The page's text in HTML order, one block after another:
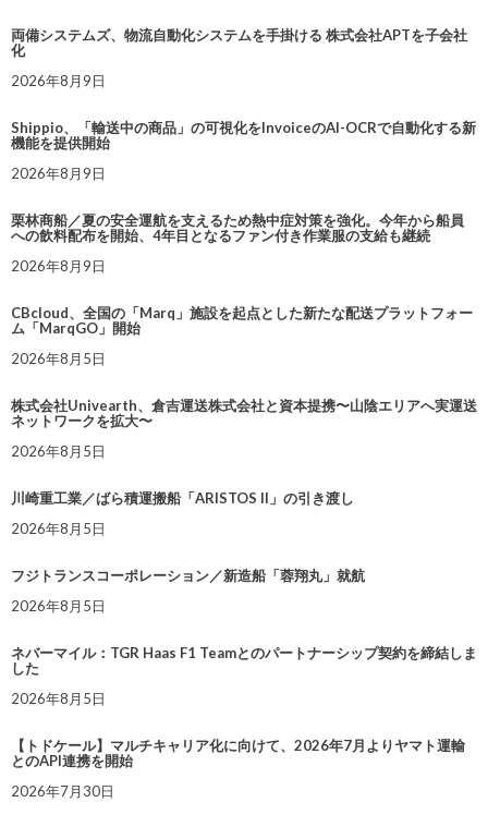
両備システムズ、物流自動化システムを手掛ける 株式会社APTを子会社
化
2026年8月9日
Shippio、「輸送中の商品」の可視化をInvoiceのAI-OCRで自動化する新
機能を提供開始
2026年8月9日
栗林商船／夏の安全運航を支えるため熱中症対策を強化。今年から船員
への飲料配布を開始、4年目となるファン付き作業服の支給も継続
2026年8月9日
CBcloud、全国の「Marq」施設を起点とした新たな配送プラットフォー
ム「MarqGO」開始
2026年8月5日
株式会社Univearth、倉吉運送株式会社と資本提携〜山陰エリアへ実運送
ネットワークを拡大〜
2026年8月5日
川崎重工業／ばら積運搬船「ARISTOS II」の引き渡し
2026年8月5日
フジトランスコーポレーション／新造船「蓉翔丸」就航
2026年8月5日
ネバーマイル：TGR Haas F1 Teamとのパートナーシップ契約を締結しま
した
2026年8月5日
【トドケール】マルチキャリア化に向けて、2026年7月よりヤマト運輸
とのAPI連携を開始
2026年7月30日